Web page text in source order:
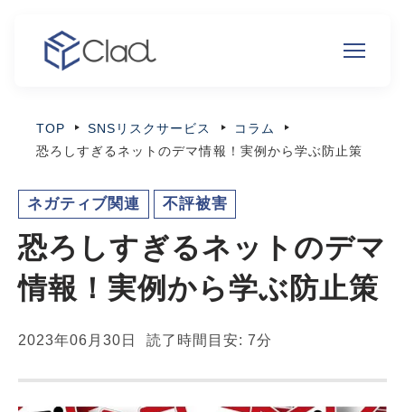
TOP SNSリスクサービス
コラム
恐ろしすぎるネットのデマ情報！実例から学ぶ防止策
ネガティブ関連 不評被害
恐ろしすぎるネットのデマ
情報！実例から学ぶ防止策
2023年06月30日 読了時間目安: 7分